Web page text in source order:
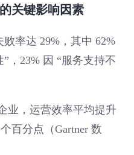
关键影响因素
率达 29%，其中 62%
，23% 因 “服务支持不
业，运营效率平均提升
百分点（Gartner 数